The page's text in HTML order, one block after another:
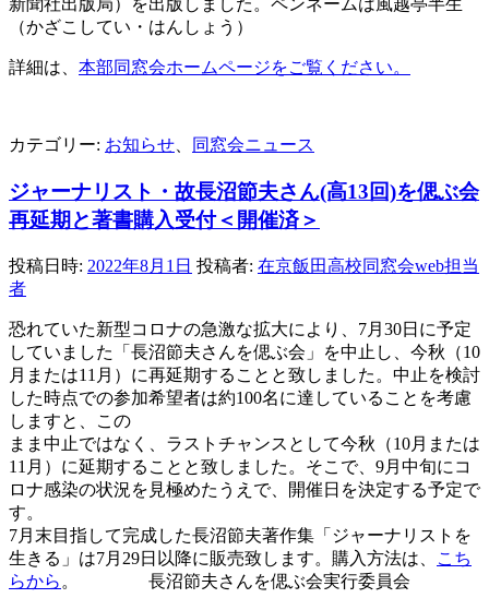
新聞社出版局）を出版しました。ペンネームは風越亭半生
（かざこしてい・はんしょう）
詳細は、 本部同窓会ホームページをご覧ください。
カテゴリー: お知らせ 同窓会ニュース
ジャーナリスト・故長沼節夫さん(高13回)を偲ぶ会
再延期と著書購入受付＜開催済＞
投稿日時: 2022年8月1日 投稿者: 在京飯田高校同窓会web担当
者
恐れていた新型コロナの急激な拡大により、7月30日に予定
していました「長沼節夫さんを偲ぶ会」を中止し、今秋（10
月または11月）に再延期することと致しました。中止を検討
した時点での参加希望者は約100名に達していることを考慮
しますと、この
まま中止ではなく、ラストチャンスとして今秋（10月または
11月）に延期することと致しました。そこで、9月中旬にコ
ロナ感染の状況を見極めたうえで、開催日を決定する予定で
す。
7月末目指して完成した長沼節夫著作集「ジャーナリストを
生きる」は7月29日以降に販売致します。購入方法は、
こち
らから 。 長沼節夫さんを偲ぶ会実行委員会